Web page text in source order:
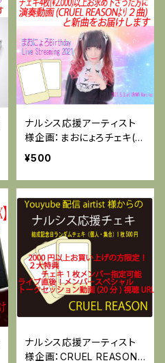
ナルシス応援アーティスト
様企画：まおにょろチェキ(特
典有り)
¥500
ナルシス応援アーティスト
様企画：CRUEL REASON